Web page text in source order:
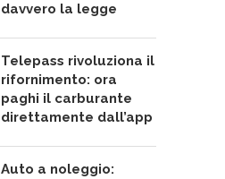
davvero la legge
Telepass rivoluziona il
rifornimento: ora
paghi il carburante
direttamente dall’app
Auto a noleggio: